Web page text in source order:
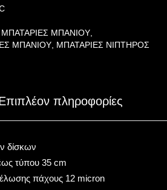
ΜΠΑΤΑΡΙΕΣ ΜΠΑΝΙΟΥ,
ΜΠΑΝΙΟΥ, ΜΠΑΤΑΡΙΕΣ ΝΙΠΤΗΡΟΣ
πληροφορίες
δίσκων
τύπου 35 cm
πάχους 12 micron